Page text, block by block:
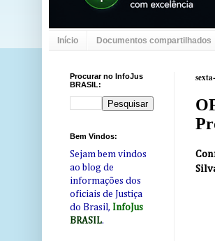
Início Documentos compartilhados
Procurar no InfoJus
BRASIL:
Bem Vindos:
Sejam bem vindos
ao blog de
informações dos
oficiais de Justiça
do Brasil, InfoJus
BRASIL.